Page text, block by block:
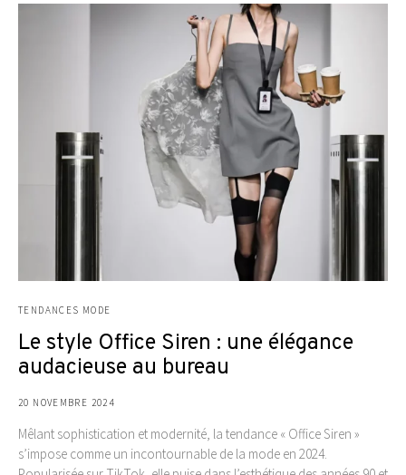
TENDANCES MODE
Le style Office Siren : une élégance
audacieuse au bureau
20 NOVEMBRE 2024
Mêlant sophistication et modernité, la tendance « Office Siren »
s’impose comme un incontournable de la mode en 2024.